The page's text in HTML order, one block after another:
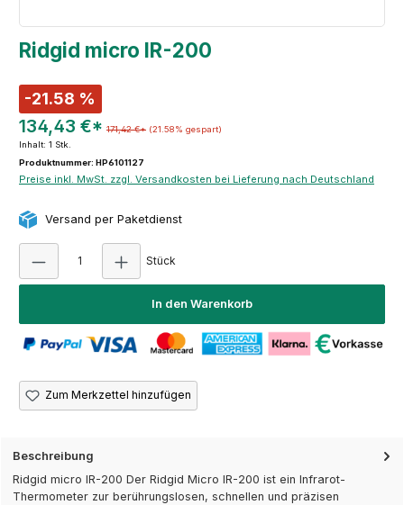
Ridgid micro IR-200
-21.58 %
134,43 €* 171,42 €* (21.58% gespart)
Inhalt: 1 Stk.
Produktnummer: HP6101127
Preise inkl. MwSt. zzgl. Versandkosten bei Lieferung nach Deutschland
Versand per Paketdienst
Stück
In den Warenkorb
Zum Merkzettel hinzufügen
Beschreibung
Ridgid micro IR-200 Der Ridgid Micro IR-200 ist ein Infrarot-
Thermometer zur berührungslosen, schnellen und präzisen